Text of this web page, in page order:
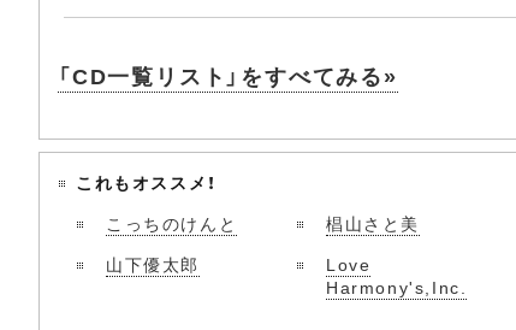
「CD一覧リスト」をすべてみる»
これもオススメ！
こっちのけんと
椙山さと美
山下優太郎
Love
Harmony's,Inc.